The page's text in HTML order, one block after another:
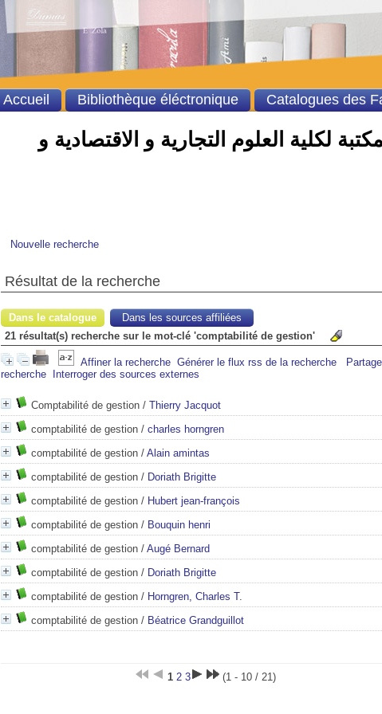
لكلية العلوم التجارية و الاقتصادية و
Nouvelle recherche
Résultat de la recherche
Dans le catalogue
Dans les sources affiliées
21 résultat(s) recherche sur le mot-clé 'comptabilité de gestion'
Affiner la recherche Générer le flux rss de la recherche
recherche
Interroger des sources externes
Comptabilité de gestion / Thierry Jacquot
comptabilité de gestion / charles horngren
comptabilité de gestion / Alain amintas
comptabilité de gestion / Doriath Brigitte
comptabilité de gestion / Hubert jean-françois
comptabilité de gestion / Bouquin henri
comptabilité de gestion / Augé Bernard
comptabilité de gestion / Doriath Brigitte
comptabilité de gestion / Horngren, Charles T.
comptabilité de gestion / Béatrice Grandguillot
1 2 3 (1 - 10 / 21)
Accueil Bibliothèque éléctronique Catalogues des